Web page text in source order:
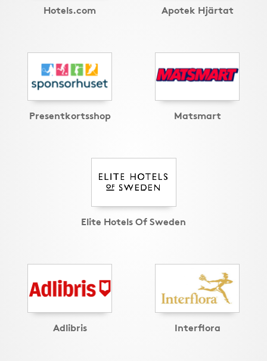
Hotels.com Apotek Hjärtat
Presentkortsshop Matsmart
Elite Hotels Of Sweden
Adlibris Interflora